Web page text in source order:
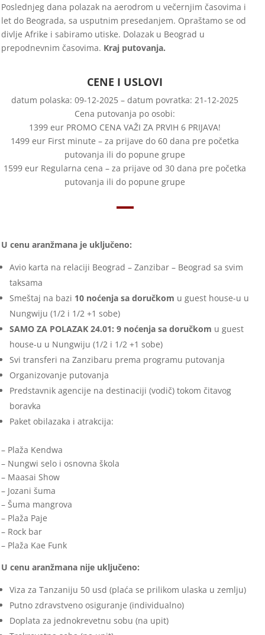
Poslednjeg dana polazak na aerodrom u večernjim časovima i
let do Beograda, sa usputnim presedanjem. Opraštamo se od
divlje Afrike i sabiramo utiske. Dolazak u Beograd u
prepodnevnim časovima. Kraj putovanja.
CENE I USLOVI
datum polaska: 09-12-2025 – datum povratka: 21-12-2025
Cena putovanja po osobi:
1399 eur PROMO CENA VAŽI ZA PRVIH 6 PRIJAVA!
1499 eur First minute – za prijave do 60 dana pre početka
putovanja ili do popune grupe
1599 eur Regularna cena – za prijave od 30 dana pre početka
putovanja ili do popune grupe
U cenu aranžmana je uključeno:
Avio karta na relaciji Beograd – Zanzibar – Beograd sa svim
taksama
Smeštaj na bazi 10 noćenja sa doručkom u guest house-u u
Nungwiju (1/2 i 1/2 +1 sobe)
SAMO ZA POLAZAK 24.01: 9 noćenja sa doručkom u guest
house-u u Nungwiju (1/2 i 1/2 +1 sobe)
Svi transferi na Zanzibaru prema programu putovanja
Organizovanje putovanja
Predstavnik agencije na destinaciji (vodič) tokom čitavog
boravka
Paket obilazaka i atrakcija:
– Plaža Kendwa
– Nungwi selo i osnovna škola
– Maasai Show
– Jozani šuma
– Šuma mangrova
– Plaža Paje
– Rock bar
– Plaža Kae Funk
U cenu aranžmana nije uključeno:
Viza za Tanzaniju 50 usd (plaća se prilikom ulaska u zemlju)
Putno zdravstveno osiguranje (individualno)
Doplata za jednokrevetnu sobu (na upit)